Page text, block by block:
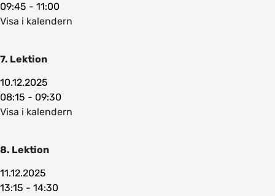
09:45 - 11:00
Visa i kalendern
7. Lektion
10.12.2025
08:15 - 09:30
Visa i kalendern
8. Lektion
11.12.2025
13:15 - 14:30